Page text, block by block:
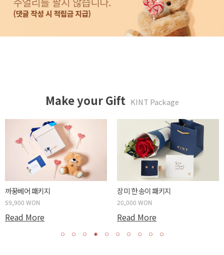
Make your Gift KINT Package
까꿍베어 패키지
59,900 WON
Read More
장미 한 송이 패키지
20,000 WON
Read More